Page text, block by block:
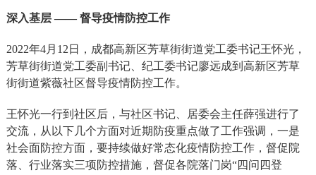
深入基层 —— 督导疫情防控工作
2022年4月12日，成都高新区芳草街街道党工委书记王怀光，
芳草街街道党工委副书记、纪工委书记廖远成到高新区芳草
街街道紫薇社区督导疫情防控工作。
王怀光一行到社区后，与社区书记、居委会主任薛强进行了
交流，从以下几个方面对近期防疫重点做了工作强调，一是
社会面防控方面，要持续做好常态化疫情防控工作，督促院
落、行业落实三项防控措施，督促各院落门岗“四问四登